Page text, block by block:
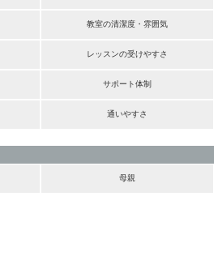
教室の清潔度・雰囲気
レッスンの受けやすさ
サポート体制
通いやすさ
母親